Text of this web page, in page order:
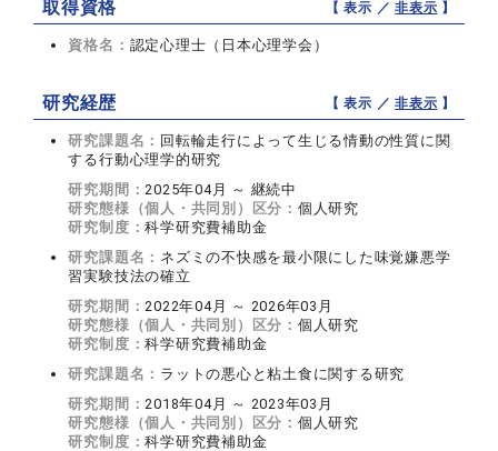
取得資格 【 表示 ／非表示 】
資格名： 認定心理士（日本心理学会）
研究経歴 【 表示 ／非表示 】
研究課題名： 回転輪走行によって生じる情動の性質に関
する行動心理学的研究
研究期間：2025年04月 ～ 継続中
研究態様（個人・共同別）区分： 個人研究
研究制度：科学研究費補助金
研究課題名： ネズミの不快感を最小限にした味覚嫌悪学
習実験技法の確立
研究期間：2022年04月 ～ 2026年03月
研究態様（個人・共同別）区分： 個人研究
研究制度：科学研究費補助金
研究課題名： ラットの悪心と粘土食に関する研究
研究期間：2018年04月 ～ 2023年03月
研究態様（個人・共同別）区分： 個人研究
研究制度：科学研究費補助金